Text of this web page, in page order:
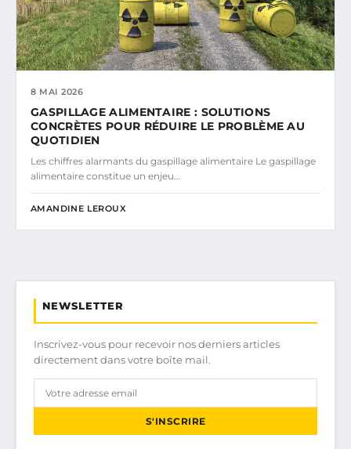
8 MAI 2026
GASPILLAGE ALIMENTAIRE : SOLUTIONS
CONCRÈTES POUR RÉDUIRE LE PROBLÈME AU
QUOTIDIEN
Les chiffres alarmants du gaspillage alimentaire Le gaspillage
alimentaire constitue un enjeu…
AMANDINE LEROUX
NEWSLETTER
Inscrivez-vous pour recevoir nos derniers articles
directement dans votre boîte mail.
S'INSCRIRE